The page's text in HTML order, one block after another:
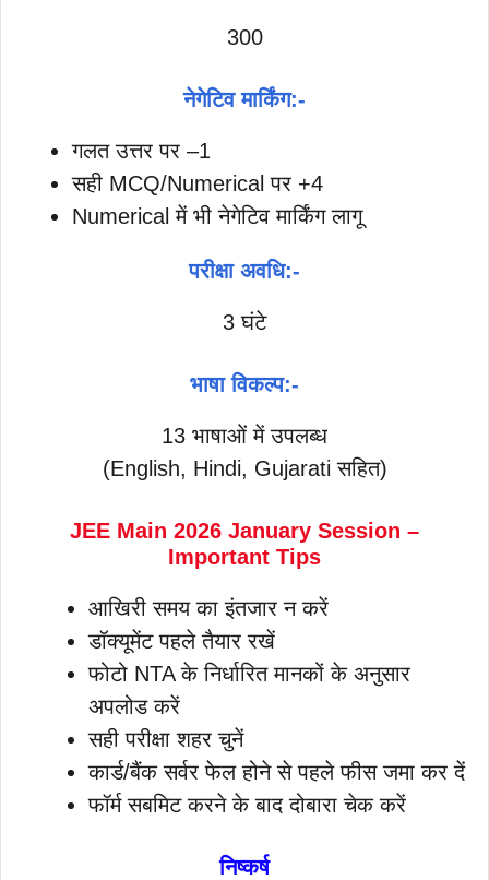
300
नेगेटिव मार्किंग:-
गलत उत्तर पर –1
सही MCQ/Numerical पर +4
Numerical में भी नेगेटिव मार्किंग लागू
परीक्षा अवधि:-
3 घंटे
भाषा विकल्प:-
13 भाषाओं में उपलब्ध
(English, Hindi, Gujarati सहित)
JEE Main 2026 January Session –
Important Tips
आखिरी समय का इंतजार न करें
डॉक्यूमेंट पहले तैयार रखें
फोटो NTA के निर्धारित मानकों के अनुसार
अपलोड करें
सही परीक्षा शहर चुनें
कार्ड/बैंक सर्वर फेल होने से पहले फीस जमा कर दें
फॉर्म सबमिट करने के बाद दोबारा चेक करें
निष्कर्ष